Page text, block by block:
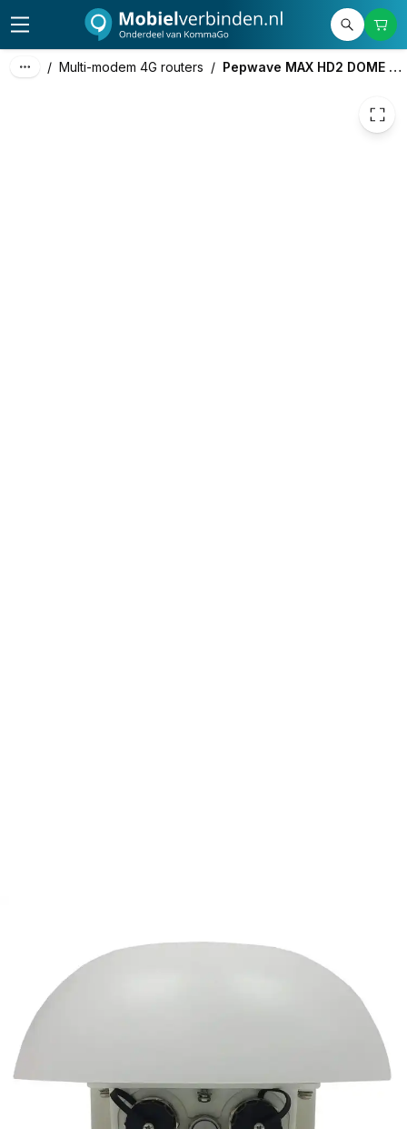
/ Multi-modem 4G routers / Pepwave MAX HD2 DOME LTE-A
3.499,00 excl. btw
4.233,79 incl. btw